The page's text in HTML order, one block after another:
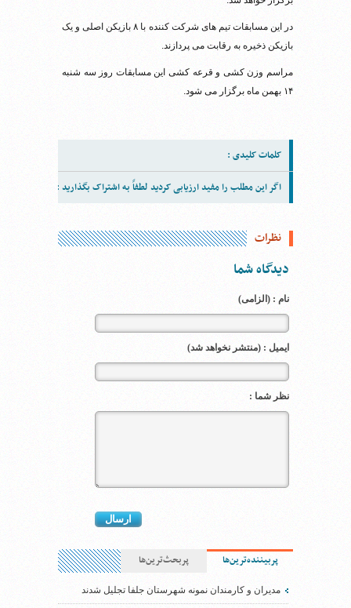
در این مسابقات تیم های شرکت کننده با ۸ بازیکن اصلی و یک
بازیکن ذخیره به رقابت می پردازند.
مراسم وزن کشی و قرعه کشی این مسابقات روز سه شنبه
۱۴ بهمن ماه برگزار می شود.
کلمات کلیدی :
اگر این مطلب را مفید ارزیابی کردید لطفاً به اشتراک بگذارید :
نظرات
دیدگاه شما
نام : (الزامی)
ایمیل : (منتشر نخواهد شد)
نظر شما :
پربیننده‌ترین‌ها پربحث‌ترین‌ها
مدیران و کارمندان نمونه شهرستان جلفا تجلیل شدند